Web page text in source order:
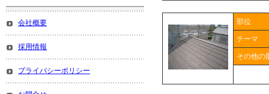
部位
テーマ
その他の
会社概要
採用情報
プライバシーポリシー